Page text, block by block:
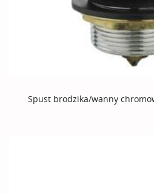
Spust brodzika/wanny